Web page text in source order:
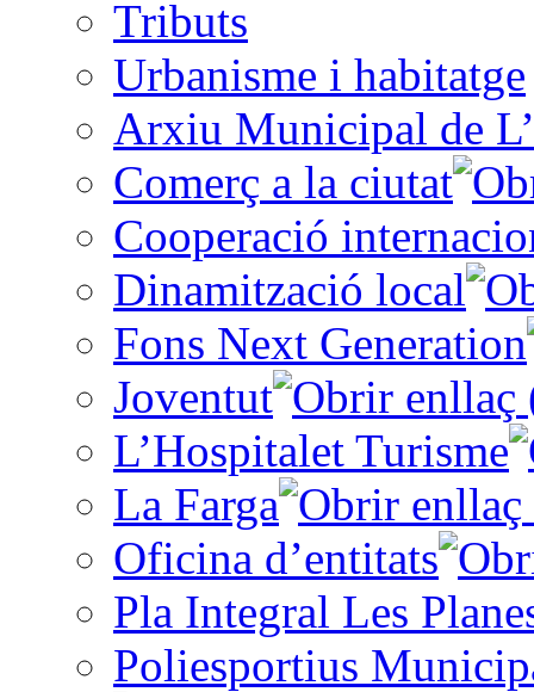
Tributs
Urbanisme i habitatge
Arxiu Municipal de
Comerç a la ciutat
Cooperació
Dinamització local
Fons Next Generation
Joventut
L’Hospitalet Turisme
La Farga
Oficina d’entitats
Pla Integral Les
Poliesportius